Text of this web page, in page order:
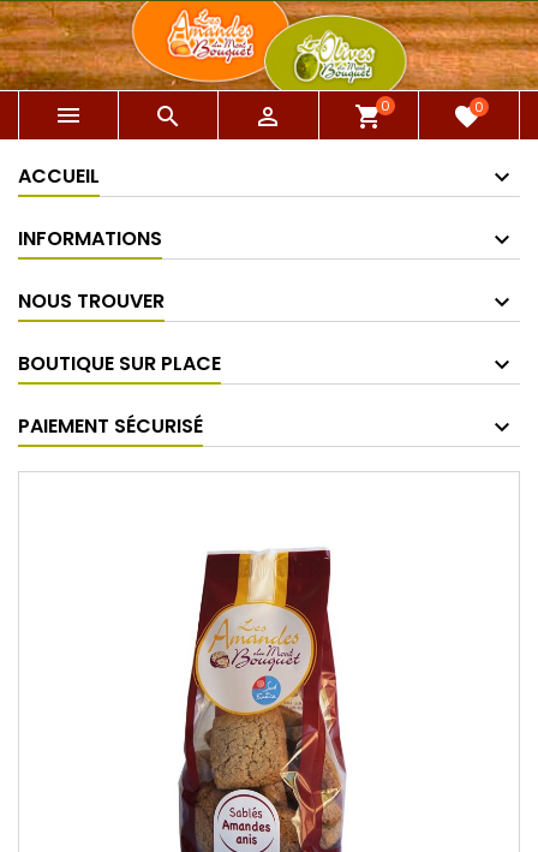
   shopping_cart0 favorite
0
ACCUEIL
INFORMATIONS
NOUS TROUVER
BOUTIQUE SUR PLACE
PAIEMENT SÉCURISÉ